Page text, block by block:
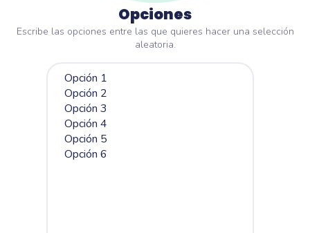
Opciones
Escribe las opciones entre las que quieres hacer una selección
aleatoria.